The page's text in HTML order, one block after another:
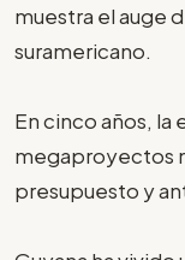
muestra el auge
suramericano.
En cinco años, la
megaproyectos
presupuesto y